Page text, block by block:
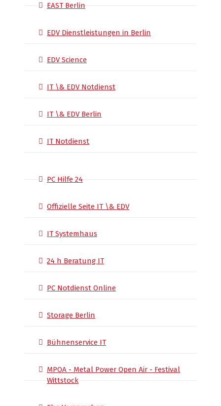
EAST Berlin
EDV Dienstleistungen in Berlin
EDV Science
IT \& EDV Notdienst
IT \& EDV Berlin
IT Notdienst
PC Hilfe 24
Offizielle Seite IT \& EDV
IT Systemhaus
24 h Beratung IT
PC Notdienst Online
Storage Berlin
Bühnenservice IT
MPOA - Metal Power Open Air - Festival
Wittstock